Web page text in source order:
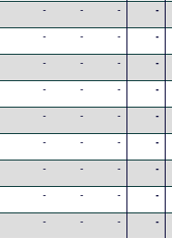
- - - -
- - - -
- - - -
- - - -
- - - -
- - - -
- - - -
- - - -
- - - -